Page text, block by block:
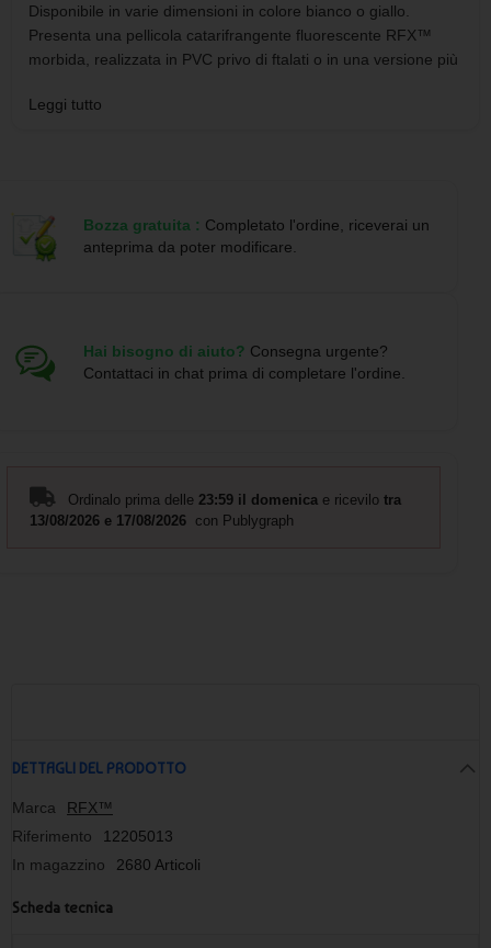
Disponibile in varie dimensioni in colore bianco o giallo.
Presenta una pellicola catarifrangente fluorescente RFX™
morbida, realizzata in PVC privo di ftalati o in una versione più
con la normativa SVHC (Substances of Very High Concern)
Dimensioni:38 x 3 cm
Materiale:Plastica TPU
Leggi tutto
Bozza gratuita : Completato l'ordine, riceverai un
anteprima da poter modificare.
Hai bisogno di aiuto? Consegna urgente?
Contattaci in chat prima di completare l'ordine.
Ordinalo prima delle 23:59 il domenica e ricevilo tra
13/08/2026 e 17/08/2026 con Publygraph
DETTAGLI DEL PRODOTTO
Marca
RFX™
Riferimento
12205013
In magazzino
2680 Articoli
Scheda tecnica